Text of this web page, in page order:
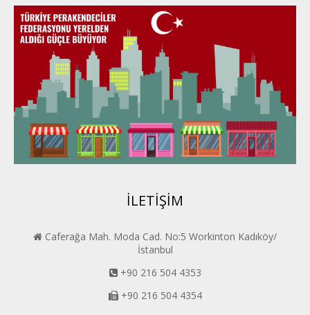
Kayseri PERDER
Karadeniz Perder
Konya PERDER
Van PERDER
BEYPER
İLETİŞİM
Caferağa Mah. Moda Cad. No:5 Workinton Kadıköy/
İstanbul
+90 216 504 4353
+90 216 504 4354